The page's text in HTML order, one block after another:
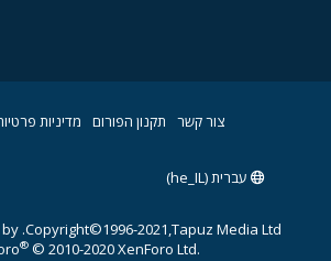
צור קשר תקנון הפורום מדיניות
עברית (he_IL)
Copyright©1996-2021,Tapuz Media Ltd.
® © 2010-2020 XenForo Ltd.